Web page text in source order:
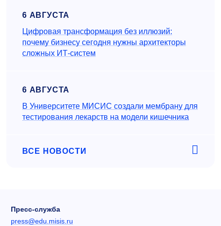
6 АВГУСТА
Цифровая трансформация без иллюзий:
почему бизнесу сегодня нужны архитекторы
сложных ИТ-систем
6 АВГУСТА
В Университете МИСИС создали мембрану для
тестирования лекарств на модели кишечника
ВСЕ НОВОСТИ
Пресс-служба
press@edu.misis.ru